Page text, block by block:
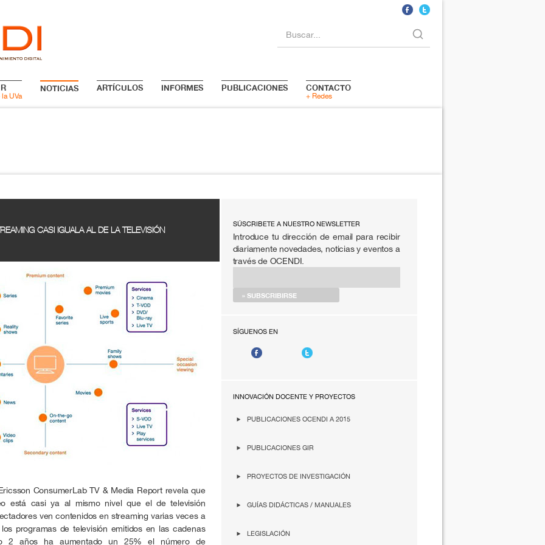
Buscar...
UVa
NOTICIAS ARTÍCULOS INFORMES PUBLICACIONES CONTACTO
+ Redes
SÚSCRIBETE A NUESTRO NEWSLETTER
Introduce tu dirección de email para recibir
diariamente novedades, noticias y eventos a
través de OCENDI.
SÍGUENOS EN
INNOVACIÓN DOCENTE Y PROYECTOS
PUBLICACIONES OCENDI A 2015
PUBLICACIONES GIR
PROYECTOS DE INVESTIGACIÓN
GUÍAS DIDÁCTICAS / MANUALES
LEGISLACIÓN
CASI IGUALA AL DE LA TELEVISIÓN
ConsumerLab TV & Media Report revela que
está casi ya al mismo nivel que el de televisión
ven contenidos en streaming varias veces a
programas de televisión emitidos en las cadenas
2 años ha aumentado un 25% el número de